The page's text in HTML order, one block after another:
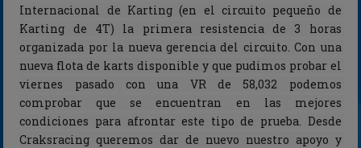
Internacional de Karting (en el circuito pequeño de
Karting de 4T) la primera resistencia de 3 horas
organizada por la nueva gerencia del circuito. Con una
nueva flota de karts disponible y que pudimos probar el
viernes pasado con una VR de 58,032 podemos
comprobar que se encuentran en las mejores
condiciones para afrontar este tipo de prueba. Desde
Craksracing queremos dar de nuevo nuestro apoyo y